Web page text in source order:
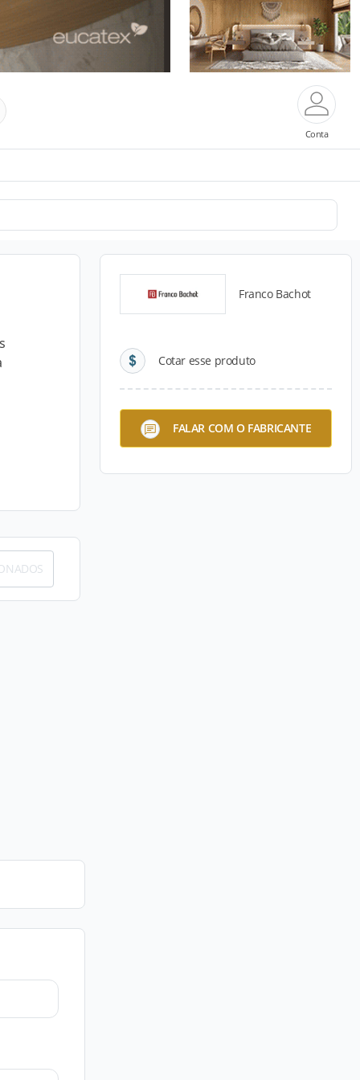
Conta
Franco Bachot
Cotar esse produto
FALAR COM O FABRICANTE